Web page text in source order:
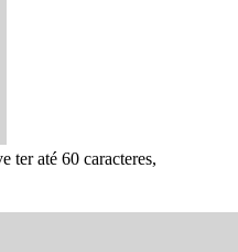
ter até 60 caracteres,